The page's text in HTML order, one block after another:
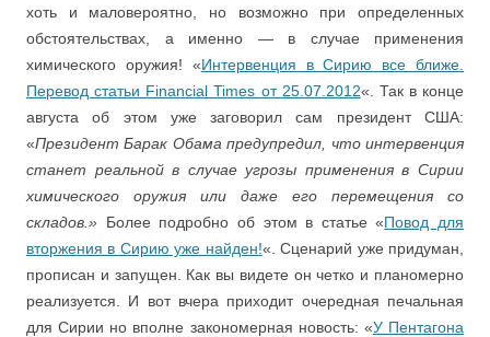
хоть и маловероятно, но возможно при определенных
обстоятельствах, а именно — в случае применения
химического оружия! «Интервенция в Сирию все ближе.
Перевод статьи Financial Times от 25.07.2012«. Так в конце
августа об этом уже заговорил сам президент США:
«Президент Барак Обама предупредил, что интервенция
станет реальной в случае угрозы применения в Сирии
химического оружия или даже его перемещения со
складов.» Более подробно об этом в статье «Повод для
вторжения в Сирию уже найден!«. Сценарий уже придуман,
прописан и запущен. Как вы видете он четко и планомерно
реализуется. И вот вчера приходит очередная печальная
для Сирии но вполне закономерная новость: «У Пентагона